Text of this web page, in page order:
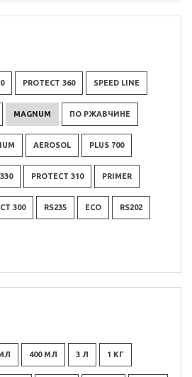
PROTECT 360 SPEED LINE
MAGNUM ПО РЖАВЧИНЕ
AEROSOL PLUS 700
PROTECT 310 PRIMER
300 RS235 ECO RS202
400 МЛ 3 Л 1 КГ